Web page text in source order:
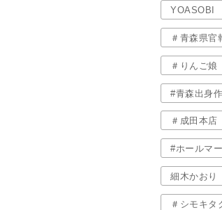
YOASOBI
＃青森県
＃りんご娘
#青森出身
＃成田本店
#ホールマ
細木かおり
＃シモキタ